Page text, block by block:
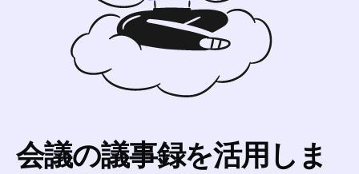
会議の議事録を活用しま